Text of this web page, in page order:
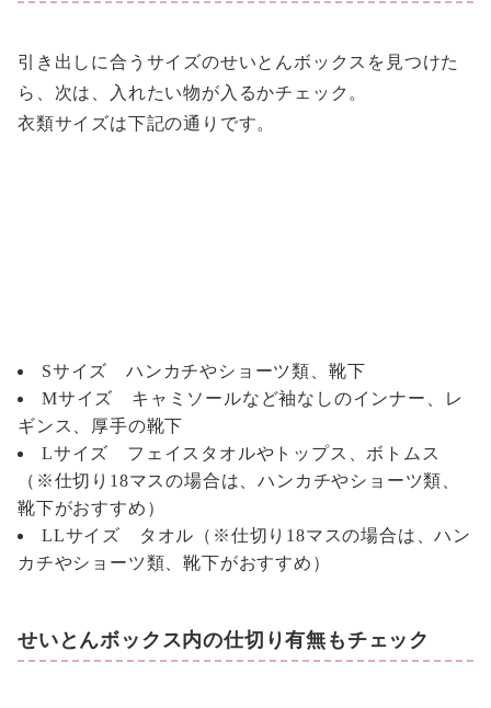
引き出しに合うサイズのせいとんボックスを見つけた
ら、次は、入れたい物が入るかチェック。
衣類サイズは下記の通りです。
Sサイズ ハンカチやショーツ類、靴下
Mサイズ キャミソールなど袖なしのインナー、レ
ギンス、厚手の靴下
Lサイズ フェイスタオルやトップス、ボトムス
（※仕切り18マスの場合は、ハンカチやショーツ類、
靴下がおすすめ）
LLサイズ タオル（※仕切り18マスの場合は、ハン
カチやショーツ類、靴下がおすすめ）
せいとんボックス内の仕切り有無もチェック